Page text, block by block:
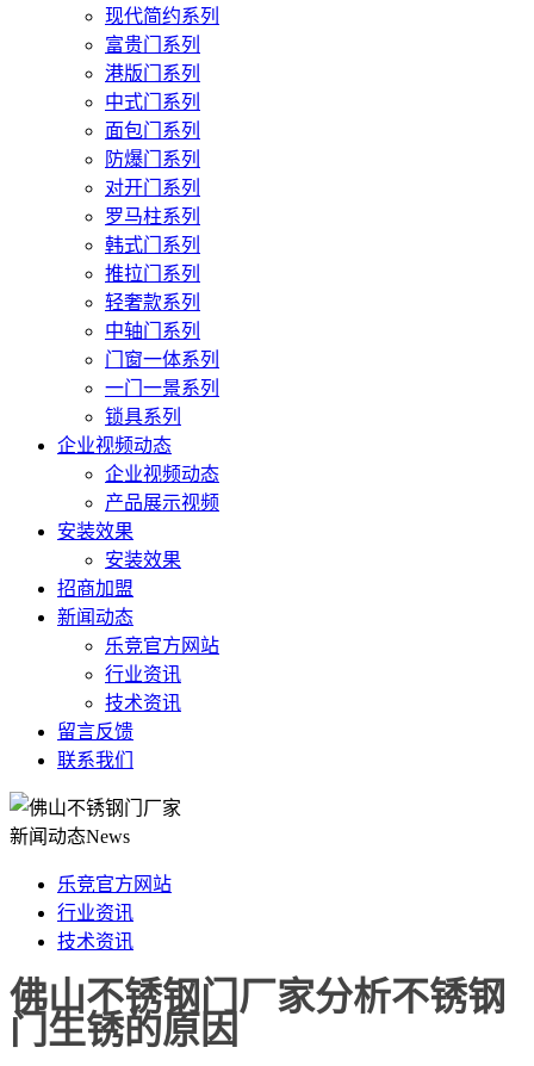
现代简约系列
富贵门系列
港版门系列
中式门系列
面包门系列
防爆门系列
对开门系列
罗马柱系列
韩式门系列
推拉门系列
轻奢款系列
中轴门系列
门窗一体系列
一门一景系列
锁具系列
企业视频动态
企业视频动态
产品展示视频
安装效果
安装效果
招商加盟
新闻动态
乐竞官方网站
行业资讯
技术资讯
留言反馈
联系我们
新闻动态News
乐竞官方网站
行业资讯
技术资讯
佛山不锈钢门厂家分析不锈钢
门生锈的原因